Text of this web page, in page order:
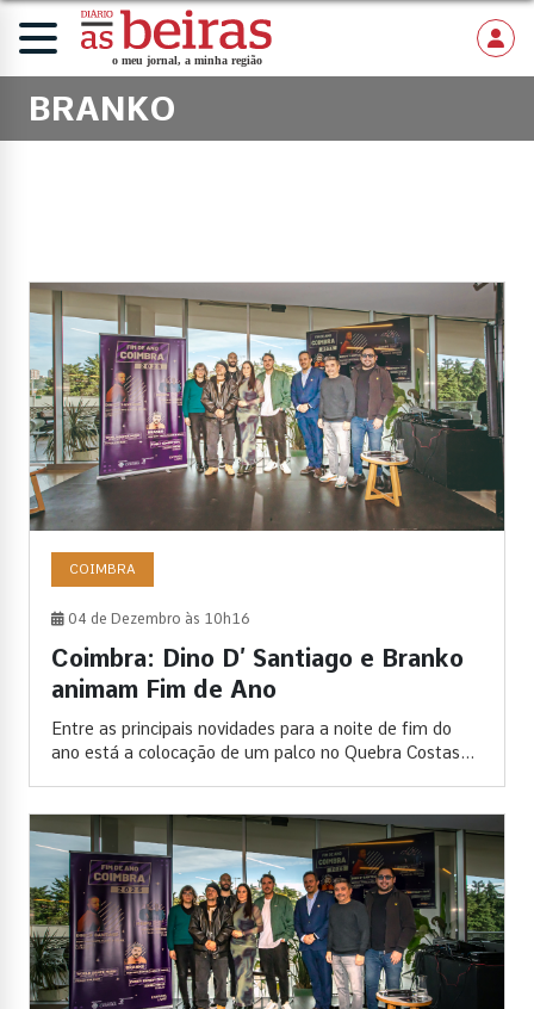
BRANKO
COIMBRA
04 de Dezembro às 10h16
Coimbra: Dino D’ Santiago e Branko
animam Fim de Ano
Entre as principais novidades para a noite de fim do
ano está a colocação de um palco no Quebra Costas...